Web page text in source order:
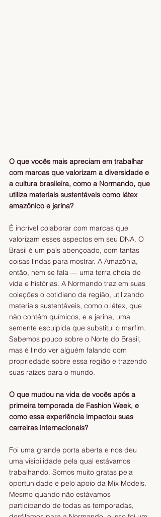
O que vocês mais apreciam em trabalhar
com marcas que valorizam a diversidade e
a cultura brasileira, como a Normando, que
utiliza materiais sustentáveis como látex
amazônico e jarina?
É incrível colaborar com marcas que
valorizam esses aspectos em seu DNA. O
Brasil é um país abençoado, com tantas
coisas lindas para mostrar. A Amazônia,
então, nem se fala — uma terra cheia de
vida e histórias. A Normando traz em suas
coleções o cotidiano da região, utilizando
materiais sustentáveis, como o látex, que
não contém químicos, e a jarina, uma
semente esculpida que substitui o marfim.
Sabemos pouco sobre o Norte do Brasil,
mas é lindo ver alguém falando com
propriedade sobre essa região e trazendo
suas raízes para o mundo.
O que mudou na vida de vocês após a
primeira temporada de Fashion Week, e
como essa experiência impactou suas
carreiras internacionais?
Foi uma grande porta aberta e nos deu
uma visibilidade pela qual estávamos
trabalhando. Somos muito gratas pela
oportunidade e pelo apoio da Mix Models.
Mesmo quando não estávamos
participando de todas as temporadas,